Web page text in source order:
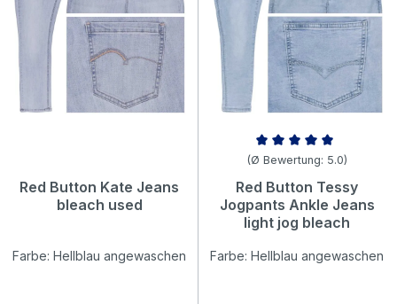
Red Button Kate Jeans
bleach used
Farbe: Hellblau angewaschen
Durchschnittliche Bewertung
(Ø Bewertung: 5.0)
Red Button Tessy
Jogpants Ankle Jeans
light jog bleach
Farbe: Hellblau angewaschen